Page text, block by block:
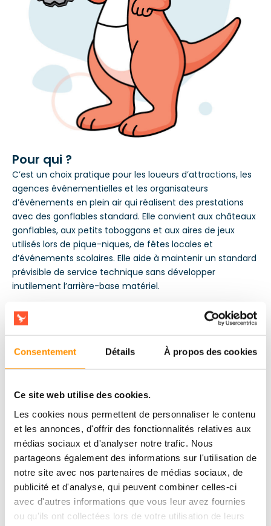
Consentement Détails À propos des cookies
Ce site web utilise des cookies.
Les cookies nous permettent de personnaliser le contenu
et les annonces, d'offrir des fonctionnalités relatives aux
médias sociaux et d'analyser notre trafic. Nous
partageons également des informations sur l'utilisation de
notre site avec nos partenaires de médias sociaux, de
publicité et d'analyse, qui peuvent combiner celles-ci
avec d'autres informations que vous leur avez fournies
ou qu'ils ont collectées lors de votre utilisation de leurs
Pour qui ?
C’est un choix pratique pour les loueurs d’attractions, les
agences événementielles et les organisateurs
d’événements en plein air qui réalisent des prestations
avec des gonflables standard. Elle convient aux châteaux
gonflables, aux petits toboggans et aux aires de jeux
utilisés lors de pique-niques, de fêtes locales et
d’événements scolaires. Elle aide à maintenir un standard
prévisible de service technique sans développer
inutilement l’arrière-base matériel.